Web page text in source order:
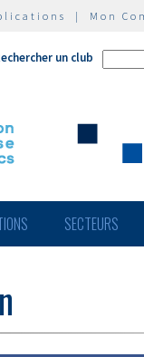
| Mon
un club
SECTEURS